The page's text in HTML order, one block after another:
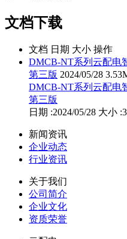
文档下载
文档 日期 大小 操作
DMCB-NT系列云配电
第三版 2024/05/28
DMCB-NT系列云配电
第三版
日期 :2024/05/28 大小 :
新闻资讯
企业动态
行业资讯
关于我们
公司简介
企业文化
资质荣誉